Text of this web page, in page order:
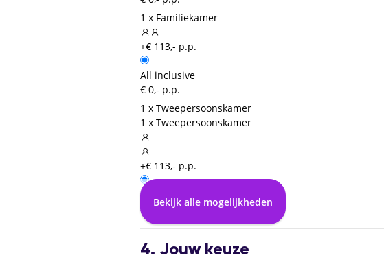
1 x Familiekamer
+€ 113,- p.p.
All inclusive
€ 0,- p.p.
1 x Tweepersoonskamer
1 x Tweepersoonskamer
+€ 113,- p.p.
All inclusive
€ 0,- p.p.
Bekijk alle mogelijkheden
4. Jouw keuze